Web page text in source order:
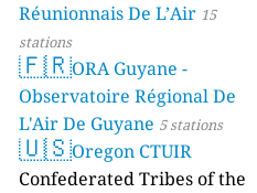
Réunionnais De L’Air 15
stations
🇫🇷ORA Guyane -
Observatoire Régional De
L'Air De Guyane 5 stations
🇺🇸Oregon CTUIR
Confederated Tribes of the